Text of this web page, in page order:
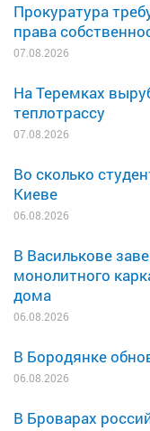
Прокуратура
права
07.08.2026
На Теремках
теплотрассу
07.08.2026
Во сколько
Киеве
06.08.2026
В Василькове
монолитного
дома
06.08.2026
В Бородянке
06.08.2026
В Броварах